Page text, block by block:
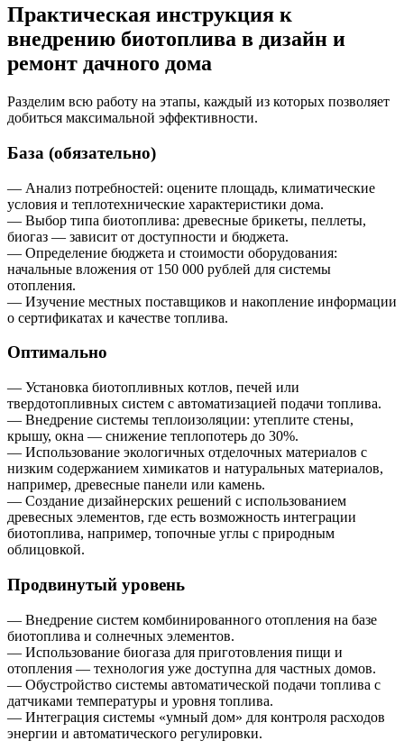
Практическая инструкция к
внедрению биотоплива в дизайн и
ремонт дачного дома
Разделим всю работу на этапы, каждый из которых позволяет
добиться максимальной эффективности.
База (обязательно)
— Анализ потребностей: оцените площадь, климатические
условия и теплотехнические характеристики дома.
— Выбор типа биотоплива: древесные брикеты, пеллеты,
биогаз — зависит от доступности и бюджета.
— Определение бюджета и стоимости оборудования:
начальные вложения от 150 000 рублей для системы
отопления.
— Изучение местных поставщиков и накопление информации
о сертификатах и качестве топлива.
Оптимально
— Установка биотопливных котлов, печей или
твердотопливных систем с автоматизацией подачи топлива.
— Внедрение системы теплоизоляции: утеплите стены,
крышу, окна — снижение теплопотерь до 30%.
— Использование экологичных отделочных материалов с
низким содержанием химикатов и натуральных материалов,
например, древесные панели или камень.
— Создание дизайнерских решений с использованием
древесных элементов, где есть возможность интеграции
биотоплива, например, топочные углы с природным
облицовкой.
Продвинутый уровень
— Внедрение систем комбинированного отопления на базе
биотоплива и солнечных элементов.
— Использование биогаза для приготовления пищи и
отопления — технология уже доступна для частных домов.
— Обустройство системы автоматической подачи топлива с
датчиками температуры и уровня топлива.
— Интеграция системы «умный дом» для контроля расходов
энергии и автоматического регулировки.